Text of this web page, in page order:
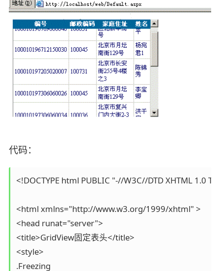
代码：
<!DOCTYPE html PUBLIC "-//W3C//DTD XHTML
<html xmlns="http://www.w3.org/1999/xhtml" >
<head runat="server">
<title>GridView固定表头</title>
<style>
.Freezing